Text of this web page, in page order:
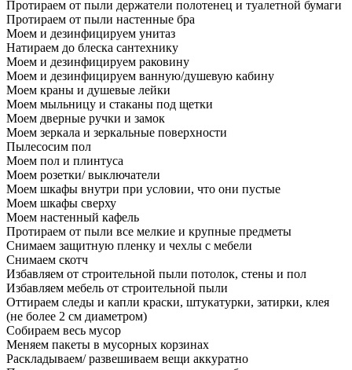
Протираем от пыли держатели полотенец и туалетной бумаги
Протираем от пыли настенные бра
Моем и дезинфицируем унитаз
Натираем до блеска сантехнику
Моем и дезинфицируем раковину
Моем и дезинфицируем ванную/душевую кабину
Моем краны и душевые лейки
Моем мыльницу и стаканы под щетки
Моем дверные ручки и замок
Моем зеркала и зеркальные поверхности
Пылесосим пол
Моем пол и плинтуса
Моем розетки/ выключатели
Моем шкафы внутри при условии, что они пустые
Моем шкафы сверху
Моем настенный кафель
Протираем от пыли все мелкие и крупные предметы
Снимаем защитную пленку и чехлы с мебели
Снимаем скотч
Избавляем от строительной пыли потолок, стены и пол
Избавляем мебель от строительной пыли
Оттираем следы и капли краски, штукатурки, затирки, клея
(не более 2 см диаметром)
Собираем весь мусор
Меняем пакеты в мусорных корзинах
Раскладываем/ развешиваем вещи аккуратно